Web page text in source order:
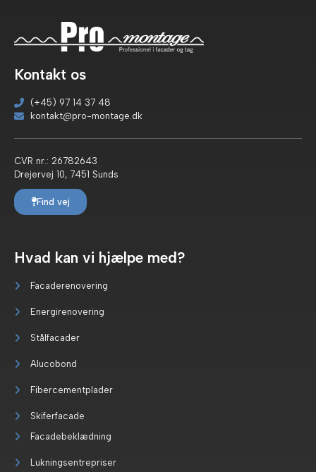
Kontakt os
(+45) 97 14 37 48
kontakt@pro-montage.dk
CVR nr.: 26782643
Drejervej 10, 7451 Sunds
Find vej
Hvad kan vi hjælpe med?
Facaderenovering
Energirenovering
Stålfacader
Alucobond
Fibercementplader
Skiferfacade
Facadebeklædning
Lukningsentrepriser